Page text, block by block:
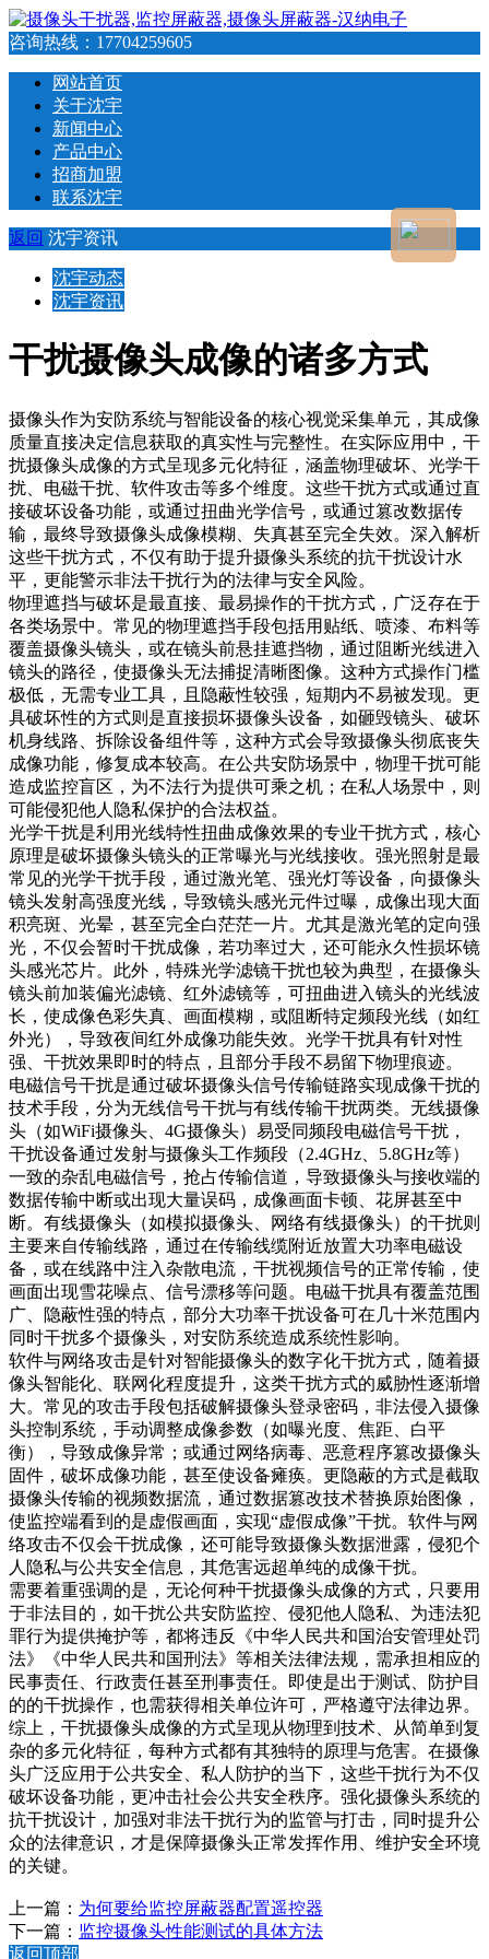
咨询热线： 17704259605
网站首页
关于沈宇
新闻中心
产品中心
招商加盟
联系沈宇
返回 沈宇资讯
沈宇动态
沈宇资讯
干扰摄像头成像的诸多方式
摄像头作为安防系统与智能设备的核心视觉采集单元，其成像
质量直接决定信息获取的真实性与完整性。在实际应用中，干
扰摄像头成像的方式呈现多元化特征，涵盖物理破坏、光学干
扰、电磁干扰、软件攻击等多个维度。这些干扰方式或通过直
接破坏设备功能，或通过扭曲光学信号，或通过篡改数据传
输，最终导致摄像头成像模糊、失真甚至完全失效。深入解析
这些干扰方式，不仅有助于提升摄像头系统的抗干扰设计水
平，更能警示非法干扰行为的法律与安全风险。
物理遮挡与破坏是最直接、最易操作的干扰方式，广泛存在于
各类场景中。常见的物理遮挡手段包括用贴纸、喷漆、布料等
覆盖摄像头镜头，或在镜头前悬挂遮挡物，通过阻断光线进入
镜头的路径，使摄像头无法捕捉清晰图像。这种方式操作门槛
极低，无需专业工具，且隐蔽性较强，短期内不易被发现。更
具破坏性的方式则是直接损坏摄像头设备，如砸毁镜头、破坏
机身线路、拆除设备组件等，这种方式会导致摄像头彻底丧失
成像功能，修复成本较高。在公共安防场景中，物理干扰可能
造成监控盲区，为不法行为提供可乘之机；在私人场景中，则
可能侵犯他人隐私保护的合法权益。
光学干扰是利用光线特性扭曲成像效果的专业干扰方式，核心
原理是破坏摄像头镜头的正常曝光与光线接收。强光照射是最
常见的光学干扰手段，通过激光笔、强光灯等设备，向摄像头
镜头发射高强度光线，导致镜头感光元件过曝，成像出现大面
积亮斑、光晕，甚至完全白茫茫一片。尤其是激光笔的定向强
光，不仅会暂时干扰成像，若功率过大，还可能永久性损坏镜
头感光芯片。此外，特殊光学滤镜干扰也较为典型，在摄像头
镜头前加装偏光滤镜、红外滤镜等，可扭曲进入镜头的光线波
长，使成像色彩失真、画面模糊，或阻断特定频段光线（如红
外光），导致夜间红外成像功能失效。光学干扰具有针对性
强、干扰效果即时的特点，且部分手段不易留下物理痕迹。
电磁信号干扰是通过破坏摄像头信号传输链路实现成像干扰的
技术手段，分为无线信号干扰与有线传输干扰两类。无线摄像
头（如WiFi摄像头、4G摄像头）易受同频段电磁信号干扰，
干扰设备通过发射与摄像头工作频段（2.4GHz、5.8GHz等）
一致的杂乱电磁信号，抢占传输信道，导致摄像头与接收端的
数据传输中断或出现大量误码，成像画面卡顿、花屏甚至中
断。有线摄像头（如模拟摄像头、网络有线摄像头）的干扰则
主要来自传输线路，通过在传输线缆附近放置大功率电磁设
备，或在线路中注入杂散电流，干扰视频信号的正常传输，使
画面出现雪花噪点、信号漂移等问题。电磁干扰具有覆盖范围
广、隐蔽性强的特点，部分大功率干扰设备可在几十米范围内
同时干扰多个摄像头，对安防系统造成系统性影响。
软件与网络攻击是针对智能摄像头的数字化干扰方式，随着摄
像头智能化、联网化程度提升，这类干扰方式的威胁性逐渐增
大。常见的攻击手段包括破解摄像头登录密码，非法侵入摄像
头控制系统，手动调整成像参数（如曝光度、焦距、白平
衡），导致成像异常；或通过网络病毒、恶意程序篡改摄像头
固件，破坏成像功能，甚至使设备瘫痪。更隐蔽的方式是截取
摄像头传输的视频数据流，通过数据篡改技术替换原始图像，
使监控端看到的是虚假画面，实现“虚假成像”干扰。软件与网
络攻击不仅会干扰成像，还可能导致摄像头数据泄露，侵犯个
人隐私与公共安全信息，其危害远超单纯的成像干扰。
需要着重强调的是，无论何种干扰摄像头成像的方式，只要用
于非法目的，如干扰公共安防监控、侵犯他人隐私、为违法犯
罪行为提供掩护等，都将违反《中华人民共和国治安管理处罚
法》《中华人民共和国刑法》等相关法律法规，需承担相应的
民事责任、行政责任甚至刑事责任。即使是出于测试、防护目
的的干扰操作，也需获得相关单位许可，严格遵守法律边界。
综上，干扰摄像头成像的方式呈现从物理到技术、从简单到复
杂的多元化特征，每种方式都有其独特的原理与危害。在摄像
头广泛应用于公共安全、私人防护的当下，这些干扰行为不仅
破坏设备功能，更冲击社会公共安全秩序。强化摄像头系统的
抗干扰设计，加强对非法干扰行为的监管与打击，同时提升公
众的法律意识，才是保障摄像头正常发挥作用、维护安全环境
的关键。
上一篇： 为何要给监控屏蔽器配置遥控器
下一篇： 监控摄像头性能测试的具体方法
返回顶部